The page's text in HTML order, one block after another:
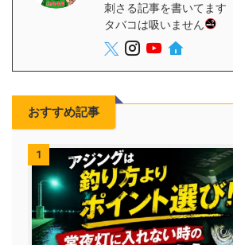
刺さる記事を書いてます
タバコは吸いません
おすすめ記事
1